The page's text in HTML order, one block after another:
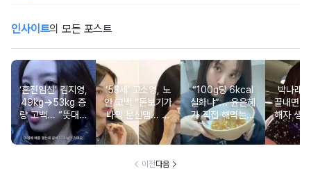
인사이트의 모든 포스트
‘혼전임신’ 김지영,
49kg→53kg 증
량 고백... “뜻대로
안돼”
‘53세’ 고소영, 노
안 고백 “돋보기가
나의 문신템... 받
아들이기로 했다”
“100g당 6kcal
실화냐”... 윤은혜
가 직접 해먹는다
는 ‘저칼로리 건강
밥’ 레시피, 난리
박나래
끝내면
해자 생
이전다음